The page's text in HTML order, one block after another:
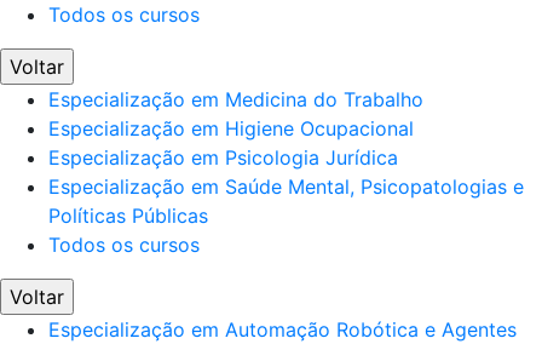
Todos os cursos
Voltar
Especialização em Medicina do Trabalho
Especialização em Higiene Ocupacional
Especialização em Psicologia Jurídica
Especialização em Saúde Mental, Psicopatologias e
Políticas Públicas
Todos os cursos
Voltar
Especialização em Automação Robótica e Agentes